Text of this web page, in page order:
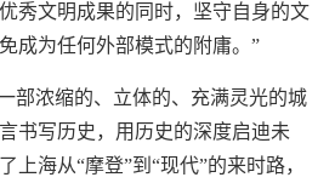
秀文明成果的同时，坚守自身的文
成为任何外部模式的附庸。”
部浓缩的、立体的、充满灵光的城
书写历史，用历史的深度启迪未
上海从“摩登”到“现代”的来时路，